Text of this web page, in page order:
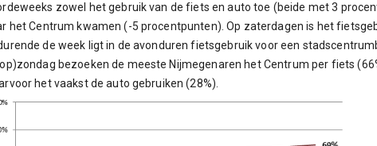
zowel het gebruik van de fiets en auto toe (beide met 3
het Centrum kwamen (-5 procentpunten). Op zaterdagen is het
de week ligt in de avonduren fietsgebruik voor een
bezoeken de meeste Nijmegenaren het Centrum per fiets
het vaakst de auto gebruiken (28%).